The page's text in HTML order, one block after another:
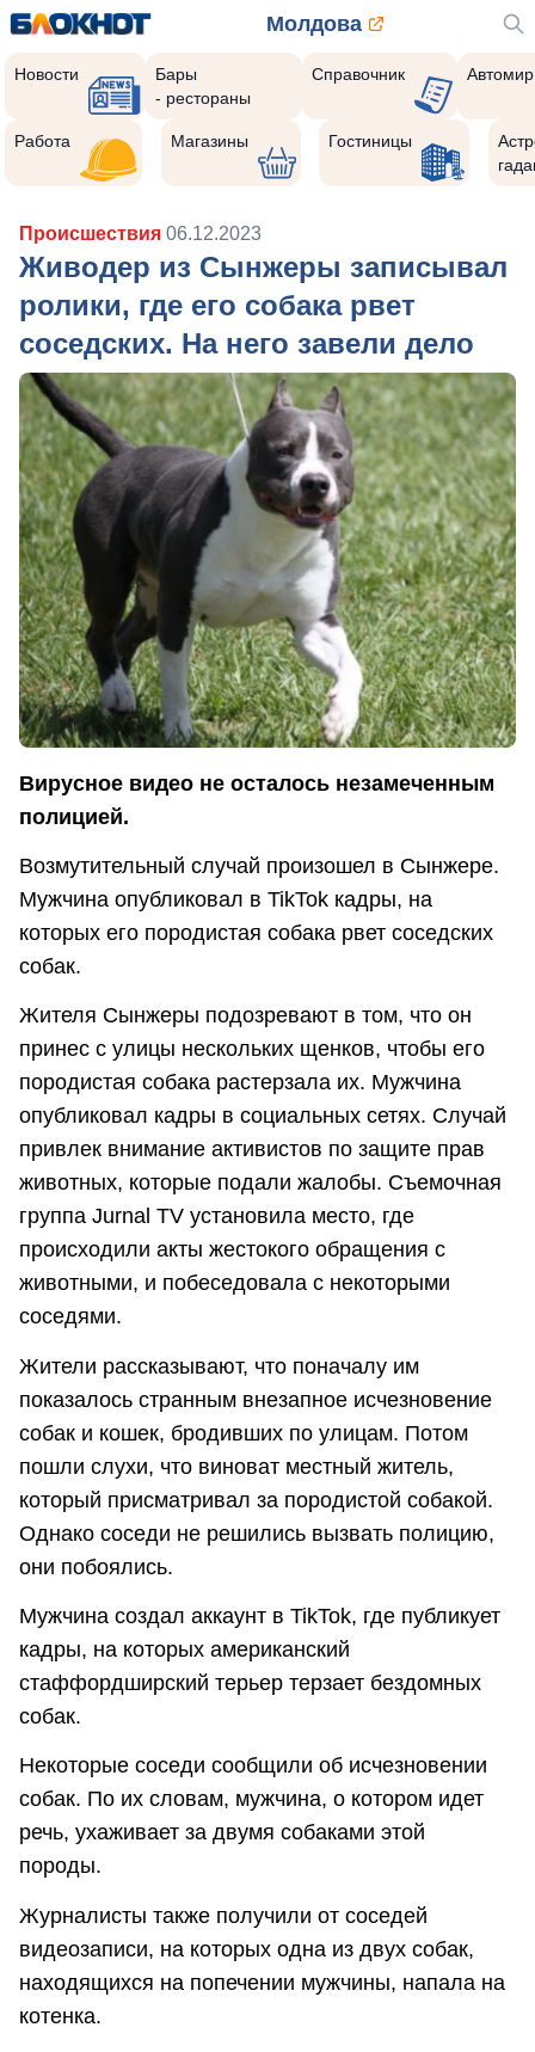
Молдова
Новости
Бары
- рестораны
Справочник Автомир
Работа Магазины Гостиницы
Происшествия 06.12.2023
Живодер из Сынжеры записывал
ролики, где его собака рвет
соседских. На него завели дело
Вирусное видео не осталось незамеченным
полицией.
Возмутительный случай произошел в Сынжере.
Мужчина опубликовал в TikTok кадры, на
которых его породистая собака рвет соседских
собак.
Жителя Сынжеры подозревают в том, что он
принес с улицы нескольких щенков, чтобы его
породистая собака растерзала их. Мужчина
опубликовал кадры в социальных сетях. Случай
привлек внимание активистов по защите прав
животных, которые подали жалобы. Съемочная
группа Jurnal TV установила место, где
происходили акты жестокого обращения с
животными, и побеседовала с некоторыми
соседями.
Жители рассказывают, что поначалу им
показалось странным внезапное исчезновение
собак и кошек, бродивших по улицам. Потом
пошли слухи, что виноват местный житель,
который присматривал за породистой собакой.
Однако соседи не решились вызвать полицию,
они побоялись.
Мужчина создал аккаунт в TikTok, где публикует
кадры, на которых американский
стаффордширский терьер терзает бездомных
собак.
Некоторые соседи сообщили об исчезновении
собак. По их словам, мужчина, о котором идет
речь, ухаживает за двумя собаками этой
породы.
Журналисты также получили от соседей
видеозаписи, на которых одна из двух собак,
находящихся на попечении мужчины, напала на
котенка.